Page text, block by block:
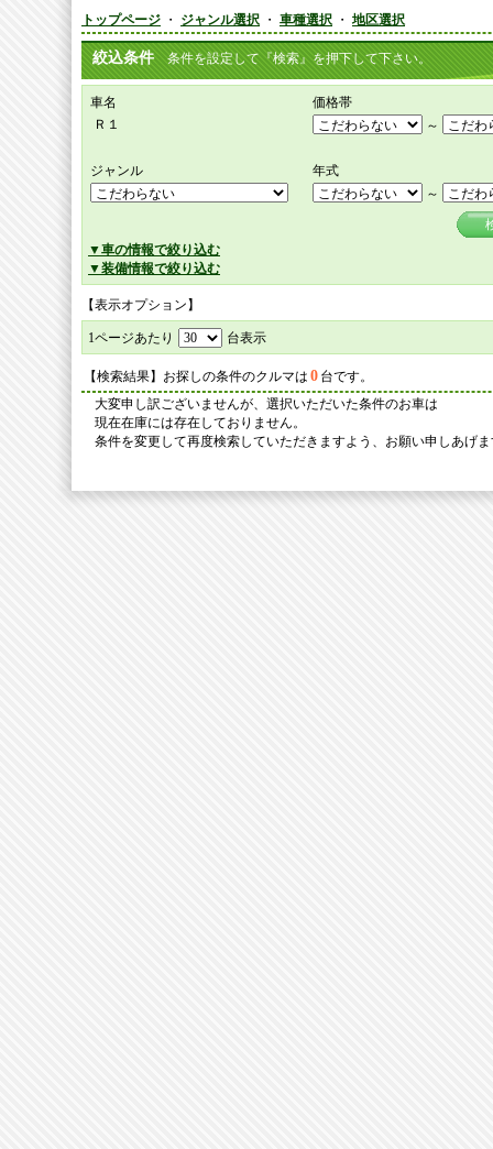
トップページ ・ ジャンル選択 ・ 車種選択 ・ 地区選択
絞込条件 条件を設定して『検索』を押下して下さい。
車名
価格帯
Ｒ１
～
ジャンル
年式
～
▼車の情報で絞り込む
▼装備情報で絞り込む
【表示オプション】
1ページあたり 台表示
【検索結果】お探しの条件のクルマは 0 台です。
大変申し訳ございませんが、選択いただいた条件のお車は
現在在庫には存在しておりません。
条件を変更して再度検索していただきますよう、お願い申しあげ